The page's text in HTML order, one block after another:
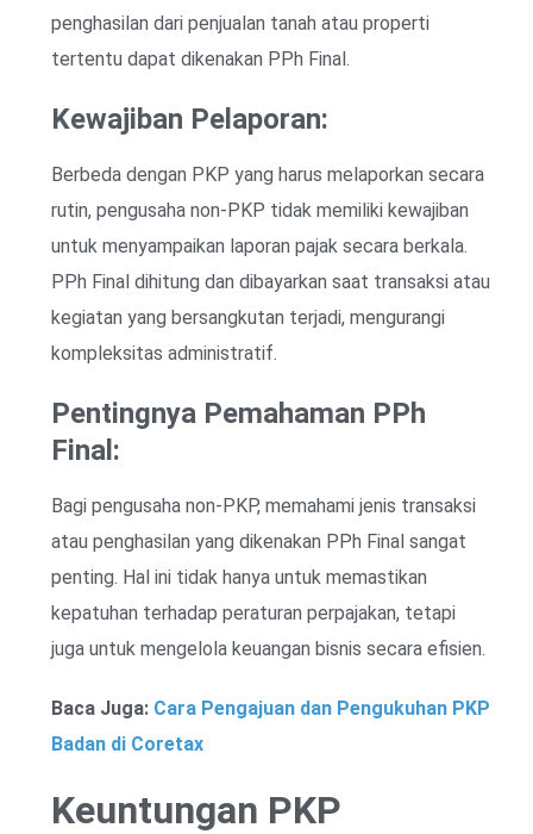
penghasilan dari penjualan tanah atau properti
tertentu dapat dikenakan PPh Final.
Kewajiban Pelaporan:
Berbeda dengan PKP yang harus melaporkan secara
rutin, pengusaha non-PKP tidak memiliki kewajiban
untuk menyampaikan laporan pajak secara berkala.
PPh Final dihitung dan dibayarkan saat transaksi atau
kegiatan yang bersangkutan terjadi, mengurangi
kompleksitas administratif.
Pentingnya Pemahaman PPh
Final:
Bagi pengusaha non-PKP, memahami jenis transaksi
atau penghasilan yang dikenakan PPh Final sangat
penting. Hal ini tidak hanya untuk memastikan
kepatuhan terhadap peraturan perpajakan, tetapi
juga untuk mengelola keuangan bisnis secara efisien.
Baca Juga: Cara Pengajuan dan Pengukuhan PKP
Badan di Coretax
Keuntungan PKP